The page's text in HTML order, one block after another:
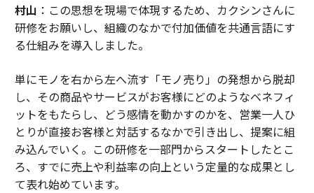
村山 ：この思想を現場で体現するため、カクシンさんに
研修をお願いし、組織のなかで付加価値を共通言語にす
る仕組みを導入しました。
単にモノを右から左へ流す「モノ売り」の発想から脱却
し、その商品やサービスがお客様にどのようなベネフィ
ットをもたらし、どう感情を動かすのかを、営業一人ひ
とりが直接お客様と対話するなかで引き出し、提案に組
み込んでいく。この研修を一部門からスタートしたとこ
ろ、すでに売上や利益率の向上という定量的な成果とし
て表れ始めています。